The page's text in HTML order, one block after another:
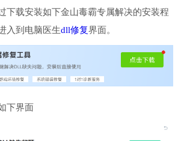
下载安装如下金山毒霸专属解决的安装程
入到电脑医生dll修复界面。
下界面